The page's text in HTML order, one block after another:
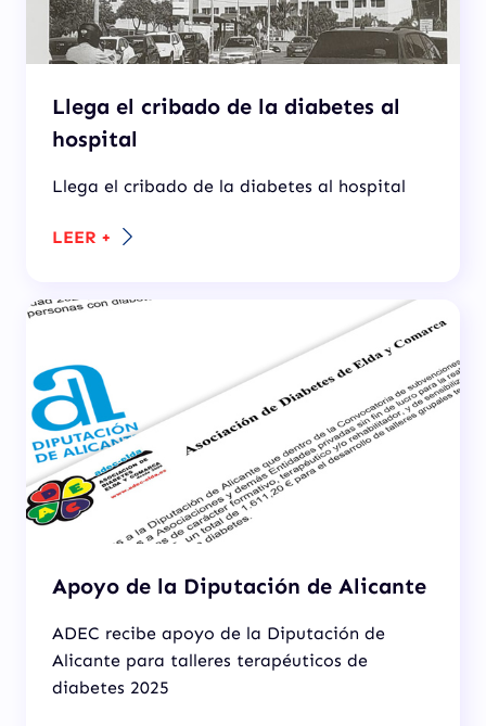
Llega el cribado de la diabetes al
hospital
Llega el cribado de la diabetes al hospital
LEER +
Apoyo de la Diputación de Alicante
ADEC recibe apoyo de la Diputación de
Alicante para talleres terapéuticos de
diabetes 2025